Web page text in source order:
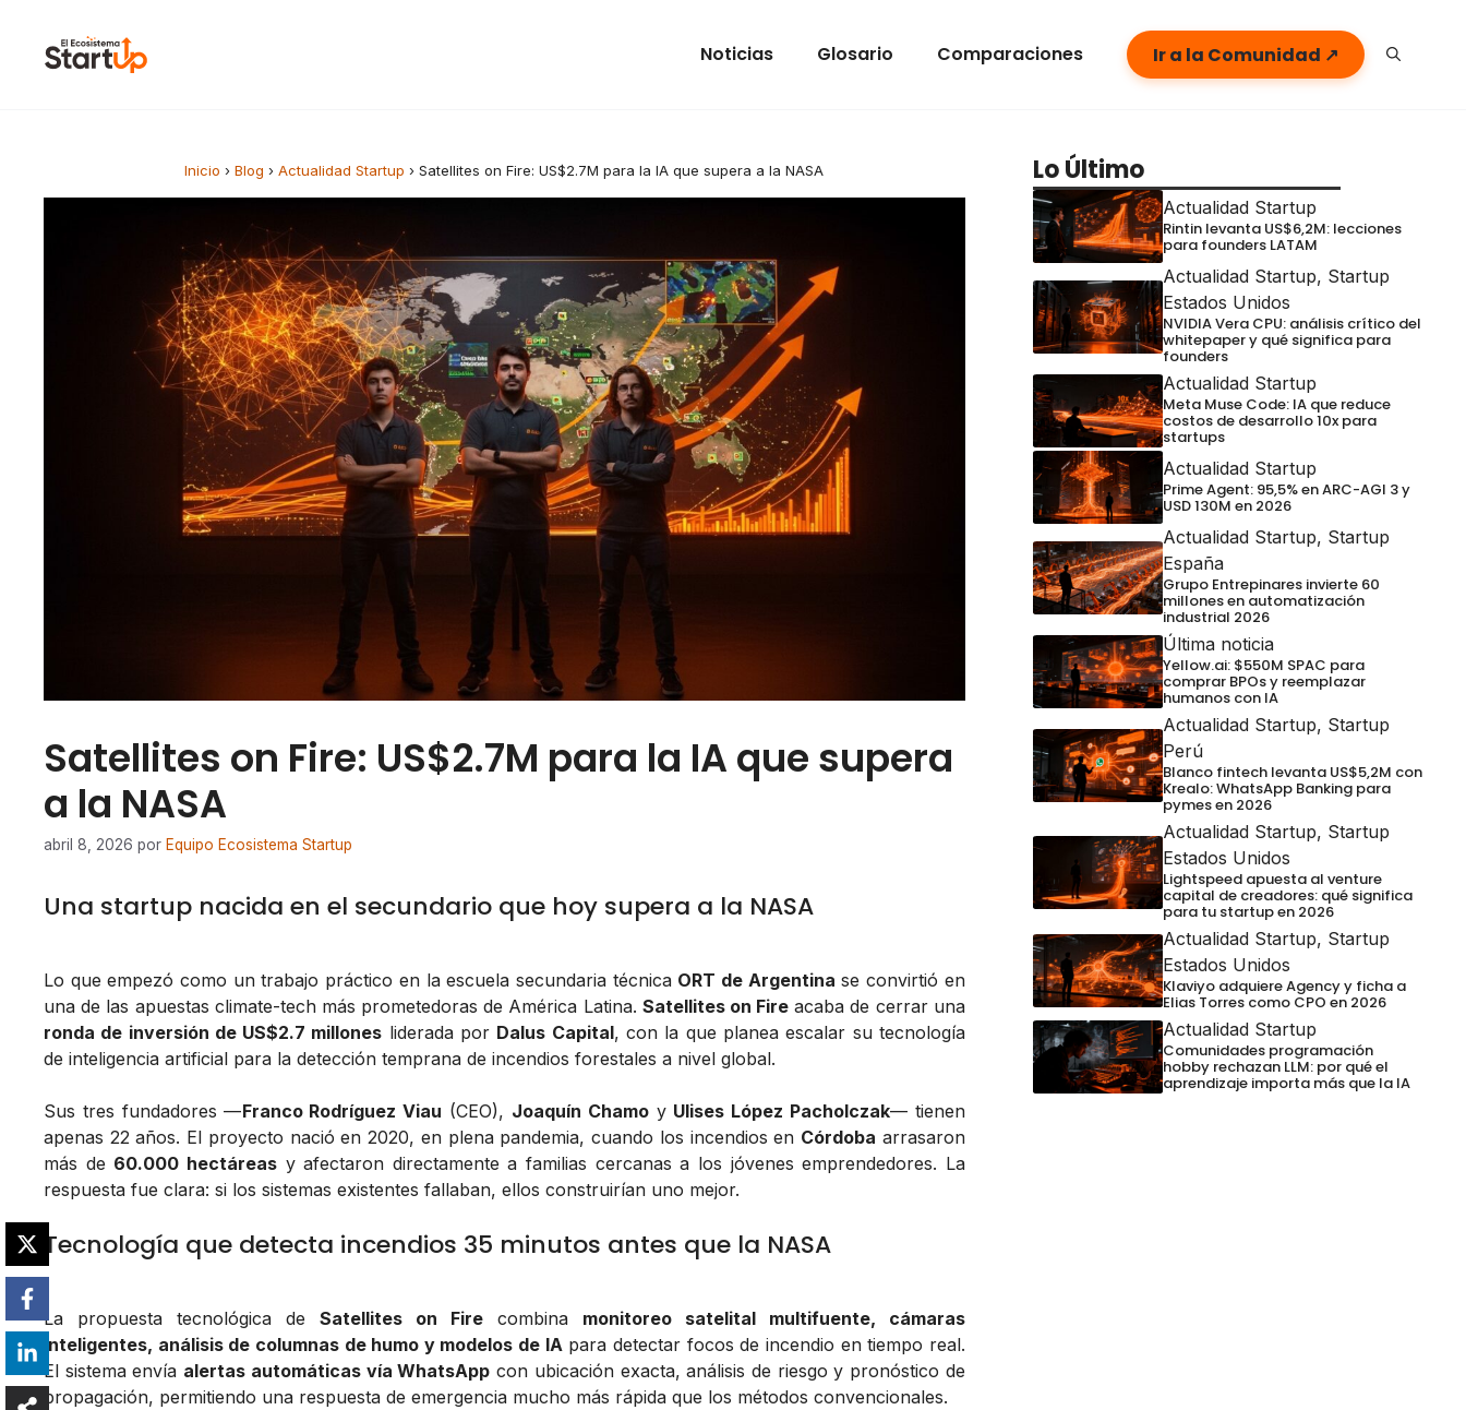
Noticias Glosario Comparaciones Ir a la Comunidad ↗
Inicio › Blog › Actualidad Startup › Satellites on Fire: US$2.7M para la IA que supera a la NASA
Satellites on Fire: US$2.7M para la IA que supera
a la NASA
abril 8, 2026 por Equipo Ecosistema Startup
Una startup nacida en el secundario que hoy supera a la NASA
Lo que empezó como un trabajo práctico en la escuela secundaria técnica ORT de Argentina se convirtió en
una de las apuestas climate-tech más prometedoras de América Latina. Satellites on Fire acaba de cerrar una
ronda de inversión de US$2.7 millones liderada por Dalus Capital, con la que planea escalar su tecnología
de inteligencia artificial para la detección temprana de incendios forestales a nivel global.
Sus tres fundadores —Franco Rodríguez Viau (CEO), Joaquín Chamoy Ulises López Pacholczak— tienen
apenas 22 años. El proyecto nació en 2020, en plena pandemia, cuando los incendios en Córdoba arrasaron
más de 60.000 hectáreasy afectaron directamente a familias cercanas a los jóvenes emprendedores. La
respuesta fue clara: si los sistemas existentes fallaban, ellos construirían uno mejor.
Tecnología que detecta incendios 35 minutos antes que la NASA
La propuesta tecnológica de Satellites on Firecombina monitoreo satelital multifuente, cámaras
inteligentes, análisis de columnas de humo y modelos de IApara detectar focos de incendio en tiempo real.
El sistema envía alertas automáticas vía WhatsApp con ubicación exacta, análisis de riesgo y pronóstico de
propagación, permitiendo una respuesta de emergencia mucho más rápida que los métodos convencionales.
Lo Último
Actualidad Startup
Rintin levanta US$6,2M: lecciones
para founders LATAM
Actualidad Startup, Startup
Estados Unidos
NVIDIA Vera CPU: análisis crítico del
whitepaper y qué significa para
founders
Actualidad Startup
Meta Muse Code: IA que reduce
costos de desarrollo 10x para
startups
Actualidad Startup
Prime Agent: 95,5% en ARC-AGI 3 y
USD 130M en 2026
Actualidad Startup, Startup
España
Grupo Entrepinares invierte 60
millones en automatización
industrial 2026
Última noticia
Yellow.ai: $550M SPAC para
comprar BPOs y reemplazar
humanos con IA
Actualidad Startup, Startup
Perú
Blanco fintech levanta US$5,2M con
Krealo: WhatsApp Banking para
pymes en 2026
Actualidad Startup, Startup
Estados Unidos
Lightspeed apuesta al venture
capital de creadores: qué significa
para tu startup en 2026
Actualidad Startup, Startup
Estados Unidos
Klaviyo adquiere Agency y ficha a
Elias Torres como CPO en 2026
Actualidad Startup
Comunidades programación
hobby rechazan LLM: por qué el
aprendizaje importa más que la IA